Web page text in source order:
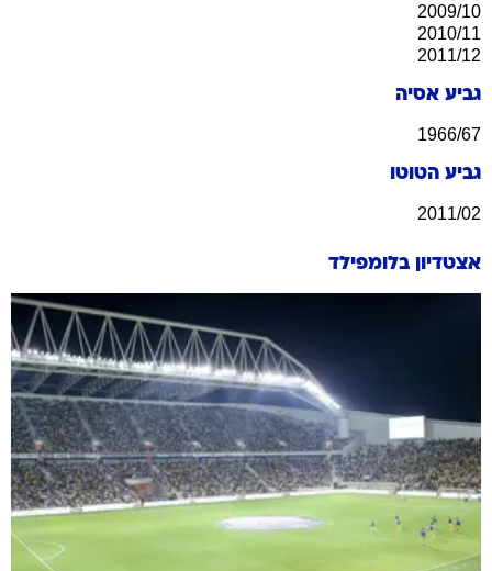
2009/10
2010/11
2011/12
גביע אסיה
1966/67
גביע הטוטו
2011/02
אצטדיון בלומפילד